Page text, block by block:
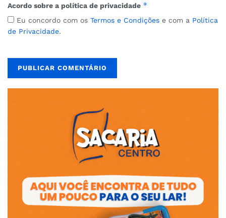
Acordo sobre a política de privacidade *
Eu concordo com os Termos e Condições e com a Política
de Privacidade.